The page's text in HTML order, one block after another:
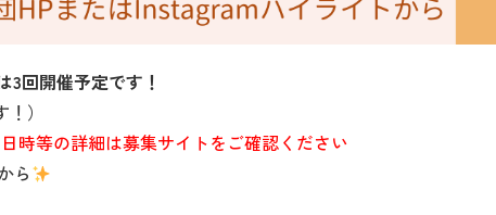
3回開催予定です！
）
時等の詳細は募集サイトをご確認ください
ら